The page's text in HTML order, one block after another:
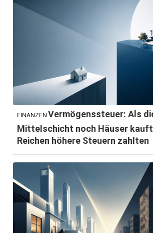
FINANZEN Vermögenssteuer: Als
Mittelschicht noch Häuser
Reichen höhere Steuern zahlten